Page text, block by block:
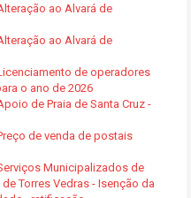
ao Alvará de
ao Alvará de
de operadores
o ano de 2026
de Praia de Santa Cruz -
de venda de postais
Municipalizados de
Torres Vedras - Isenção da